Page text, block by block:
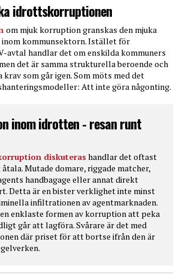
idrottskorruptionen
om mjuk korruption granskas den mjuka
inom kommunsektorn. Istället för
avtal handlar det om enskilda kommuners
det är samma strukturella beroende och
som går igen. Som möts med det
Att inte göra någonting.
inom idrotten - resan runt
diskuteras handlar det oftast
Mutade domare, riggade matcher,
handbagage eller annat direkt
Detta är en bister verklighet inte minst
infiltrationen av agentmarknaden.
enklaste formen av korruption att peka
går att lagföra. Svårare är det med
där priset för att bortse ifrån den är